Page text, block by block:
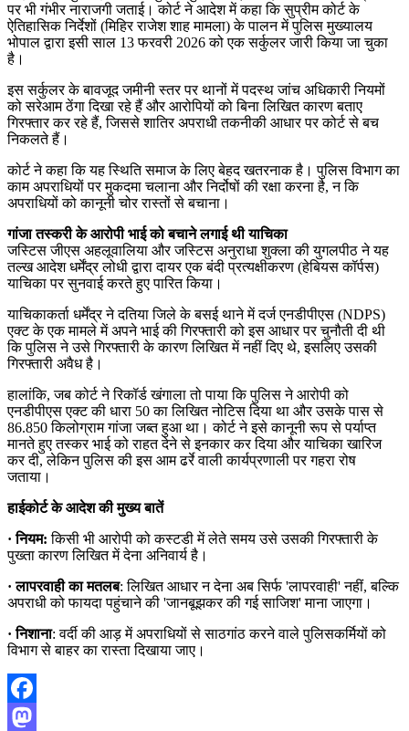
पर भी गंभीर नाराजगी जताई। कोर्ट ने आदेश में कहा कि सुप्रीम कोर्ट के
ऐतिहासिक निर्देशों (मिहिर राजेश शाह मामला) के पालन में पुलिस मुख्यालय
भोपाल द्वारा इसी साल 13 फरवरी 2026 को एक सर्कुलर जारी किया जा चुका
है।
इस सर्कुलर के बावजूद जमीनी स्तर पर थानों में पदस्थ जांच अधिकारी नियमों
को सरेआम ठेंगा दिखा रहे हैं और आरोपियों को बिना लिखित कारण बताए
गिरफ्तार कर रहे हैं, जिससे शातिर अपराधी तकनीकी आधार पर कोर्ट से बच
निकलते हैं।
कोर्ट ने कहा कि यह स्थिति समाज के लिए बेहद खतरनाक है। पुलिस विभाग का
काम अपराधियों पर मुकदमा चलाना और निर्दोषों की रक्षा करना है, न कि
अपराधियों को कानूनी चोर रास्तों से बचाना।
गांजा तस्करी के आरोपी भाई को बचाने लगाई थी याचिका
जस्टिस जीएस अहलूवालिया और जस्टिस अनुराधा शुक्ला की युगलपीठ ने यह
तल्ख आदेश धर्मेंद्र लोधी द्वारा दायर एक बंदी प्रत्यक्षीकरण (हेबियस कॉर्पस)
याचिका पर सुनवाई करते हुए पारित किया।
याचिकाकर्ता धर्मेंद्र ने दतिया जिले के बसई थाने में दर्ज एनडीपीएस (NDPS)
एक्ट के एक मामले में अपने भाई की गिरफ्तारी को इस आधार पर चुनौती दी थी
कि पुलिस ने उसे गिरफ्तारी के कारण लिखित में नहीं दिए थे, इसलिए उसकी
गिरफ्तारी अवैध है।
हालांकि, जब कोर्ट ने रिकॉर्ड खंगाला तो पाया कि पुलिस ने आरोपी को
एनडीपीएस एक्ट की धारा 50 का लिखित नोटिस दिया था और उसके पास से
86.850 किलोग्राम गांजा जब्त हुआ था। कोर्ट ने इसे कानूनी रूप से पर्याप्त
मानते हुए तस्कर भाई को राहत देने से इनकार कर दिया और याचिका खारिज
कर दी, लेकिन पुलिस की इस आम ढर्रे वाली कार्यप्रणाली पर गहरा रोष
जताया।
हाईकोर्ट के आदेश की मुख्य बातें
· नियम:किसी भी आरोपी को कस्टडी में लेते समय उसे उसकी गिरफ्तारी के
पुख्ता कारण लिखित में देना अनिवार्य है।
· लापरवाही का मतलब: लिखित आधार न देना अब सिर्फ 'लापरवाही' नहीं, बल्कि
अपराधी को फायदा पहुंचाने की 'जानबूझकर की गई साजिश' माना जाएगा।
· निशाना: वर्दी की आड़ में अपराधियों से साठगांठ करने वाले पुलिसकर्मियों को
विभाग से बाहर का रास्ता दिखाया जाए।
Facebook